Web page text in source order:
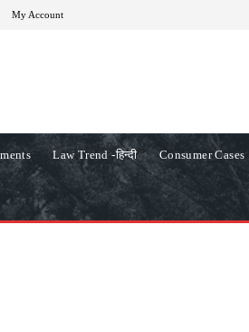
My Account
Law Trend -हिन्दी Consumer Cases